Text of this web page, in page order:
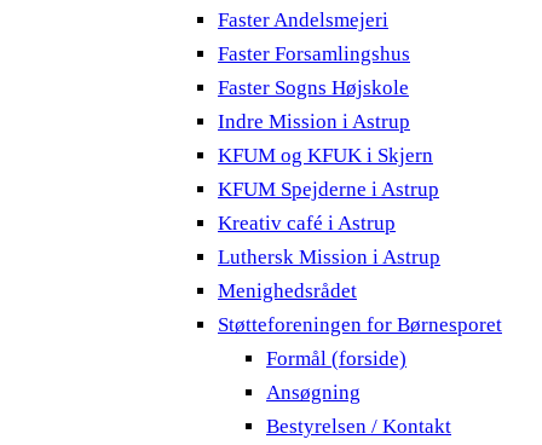
Faster Andelsmejeri
Faster Forsamlingshus
Faster Sogns Højskole
Indre Mission i Astrup
KFUM og KFUK i Skjern
KFUM Spejderne i Astrup
Kreativ café i Astrup
Luthersk Mission i Astrup
Menighedsrådet
Støtteforeningen for Børnesporet
Formål (forside)
Ansøgning
Bestyrelsen / Kontakt